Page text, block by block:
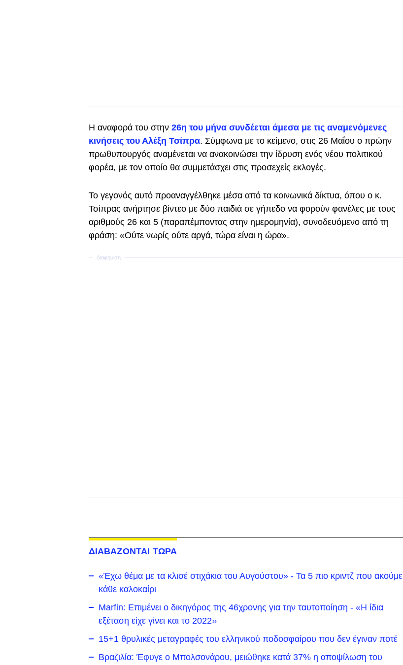
Η αναφορά του στην 26η του μήνα συνδέεται άμεσα με τις αναμενόμενες
κινήσεις του Αλέξη Τσίπρα. Σύμφωνα με το κείμενο, στις 26 Μαΐου ο πρώην
πρωθυπουργός αναμένεται να ανακοινώσει την ίδρυση ενός νέου πολιτικού
φορέα, με τον οποίο θα συμμετάσχει στις προσεχείς εκλογές.
Το γεγονός αυτό προαναγγέλθηκε μέσα από τα κοινωνικά δίκτυα, όπου ο κ.
Τσίπρας ανήρτησε βίντεο με δύο παιδιά σε γήπεδο να φορούν φανέλες με τους
αριθμούς 26 και 5 (παραπέμποντας στην ημερομηνία), συνοδευόμενο από τη
φράση: «Ούτε νωρίς ούτε αργά, τώρα είναι η ώρα».
ΔΙΑΒΑΖΟΝΤΑΙ ΤΩΡΑ
«Έχω θέμα με τα κλισέ στιχάκια του Αυγούστου» - Τα 5 πιο κριντζ που ακούμε
κάθε καλοκαίρι
Marfin: Επιμένει ο δικηγόρος της 46χρονης για την ταυτοποίηση - «Η ίδια
εξέταση είχε γίνει και το 2022»
15+1 θρυλικές μεταγραφές του ελληνικού ποδοσφαίρου που δεν έγιναν ποτέ
Βραζιλία: Έφυγε ο Μπολσονάρου, μειώθηκε κατά 37% η αποψίλωση του